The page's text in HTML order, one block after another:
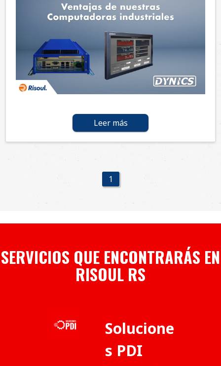
Leer más
1
SERVICIOS QUE ENCONTRARÁS EN
RISOUL RS
Solucione
s PDI